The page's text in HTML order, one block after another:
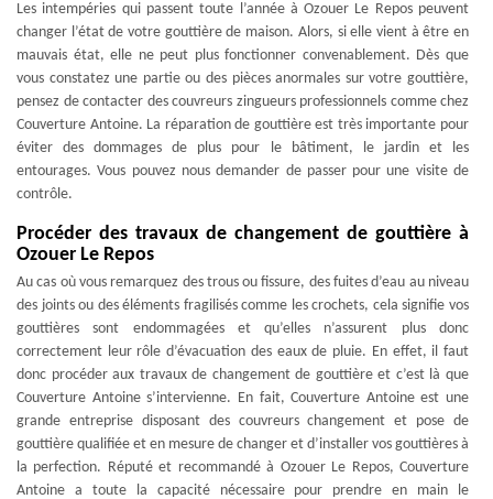
Les intempéries qui passent toute l’année à Ozouer Le Repos peuvent
changer l’état de votre gouttière de maison. Alors, si elle vient à être en
mauvais état, elle ne peut plus fonctionner convenablement. Dès que
vous constatez une partie ou des pièces anormales sur votre gouttière,
pensez de contacter des couvreurs zingueurs professionnels comme chez
Couverture Antoine. La réparation de gouttière est très importante pour
éviter des dommages de plus pour le bâtiment, le jardin et les
entourages. Vous pouvez nous demander de passer pour une visite de
contrôle.
Procéder des travaux de changement de gouttière à
Ozouer Le Repos
Au cas où vous remarquez des trous ou fissure, des fuites d’eau au niveau
des joints ou des éléments fragilisés comme les crochets, cela signifie vos
gouttières sont endommagées et qu’elles n’assurent plus donc
correctement leur rôle d’évacuation des eaux de pluie. En effet, il faut
donc procéder aux travaux de changement de gouttière et c’est là que
Couverture Antoine s’intervienne. En fait, Couverture Antoine est une
grande entreprise disposant des couvreurs changement et pose de
gouttière qualifiée et en mesure de changer et d’installer vos gouttières à
la perfection. Réputé et recommandé à Ozouer Le Repos, Couverture
Antoine a toute la capacité nécessaire pour prendre en main le